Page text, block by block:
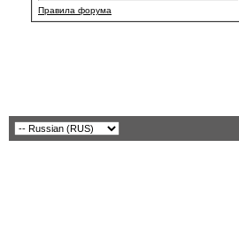
Правила форума